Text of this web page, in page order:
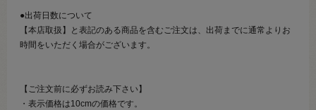
●出荷日数について
【本店取扱】と表記のある商品を含むご注文は、出荷までに通常よりお
時間をいただく場合がございます。
【ご注文前に必ずお読み下さい】
・表示価格は10cmの価格です。